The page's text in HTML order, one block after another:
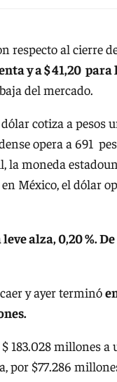
respecto al cierre
y a $ 41,20
del mercado.
dólar cotiza a pesos
opera a 691
moneda
México, el dólar
alza, 0,20 %.
y ayer terminó
183.028 millones
por $77.286